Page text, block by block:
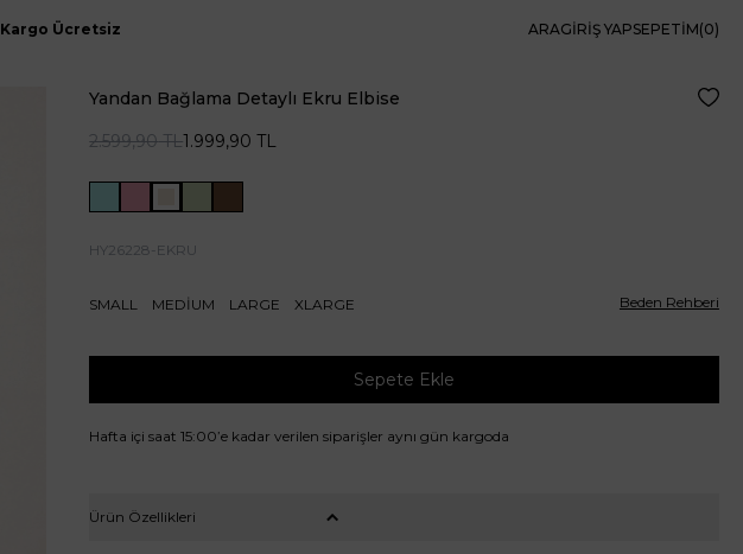
Kargo Ücretsiz ARAGIRIŞ YAPSEPETIM(0)
Yandan Bağlama Detaylı Ekru Elbise
2.599,90TL1.999,90 TL
HY26228-EKRU
Beden Rehberi
SMALL MEDİUM LARGE XLARGE
Sepete Ekle
Hafta içi saat 15:00’e kadar verilen siparişler aynı gün kargoda
Ürün Özellikleri